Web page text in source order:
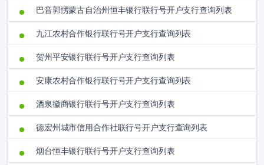
巴音郭愣蒙古自治州恒丰银行联行号开户支行查询列表
九江农村合作银行联行号开户支行查询列表
贺州平安银行联行号开户支行查询列表
安康农村合作银行联行号开户支行查询列表
酒泉徽商银行联行号开户支行查询列表
德宏州城市信用合作社联行号开户支行查询列表
烟台恒丰银行联行号开户支行查询列表